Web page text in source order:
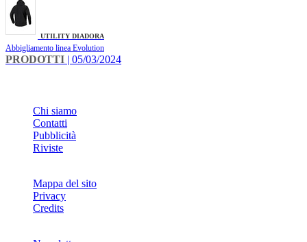
UTILITY DIADORA
Abbigliamento linea Evolution
PRODOTTI | 05/03/2024
Chi siamo
Contatti
Pubblicità
Riviste
Mappa del sito
Privacy
Credits